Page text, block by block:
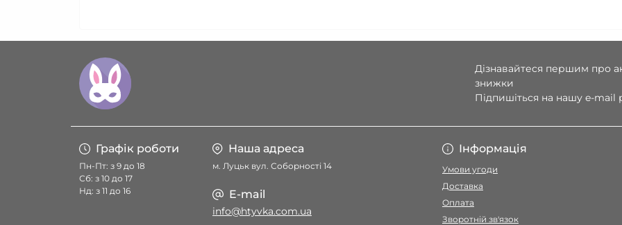
Дізнавайтеся першим про
знижки
Підпишіться на нашу e-mail
Умови угоди
Графік роботи
Пн-Пт: з 9 до 18
Сб: з 10 до 17
Нд: з 11 до 16
Наша адреса
м. Луцьк вул. Соборності 14
E-mail
info@htyvka.com.ua
Інформація
Умови угоди
Доставка
Оплата
Зворотній зв'язок